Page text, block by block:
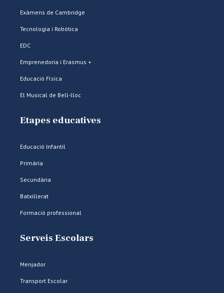
Exàmens de Cambridge
Tecnologia i Robòtica
EDC
Emprenedoria i Erasmus +
Educació Física
El Musical de Bell-lloc
Etapes educatives
Educació Infantil
Primària
Secundària
Batxillerat
Formació professional
Serveis Escolars
Menjador
Transport Escolar